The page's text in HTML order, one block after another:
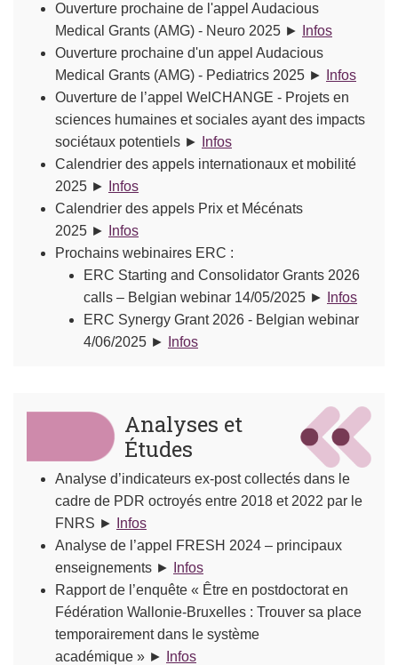
Ouverture prochaine de l'appel Audacious
Medical Grants (AMG) - Neuro 2025 ►
Infos
Ouverture prochaine d'un appel Audacious
Medical Grants (AMG) - Pediatrics 2025 ►
Infos
Ouverture de l’appel WelCHANGE - Projets en
sciences humaines et sociales ayant des impacts
sociétaux potentiels ►
Infos
Calendrier des appels internationaux et mobilité
2025 ►
Infos
Calendrier des appels Prix et Mécénats
2025 ►
Infos
Prochains webinaires ERC :
ERC Starting and Consolidator Grants 2026
calls – Belgian webinar 14/05/2025 ►
Infos
ERC Synergy Grant 2026 - Belgian webinar
4/06/2025 ►
Infos
Analyses et
Études
Analyse d’indicateurs ex-post collectés dans le
cadre de PDR octroyés entre 2018 et 2022 par le
FNRS ►
Infos
Analyse de l’appel FRESH 2024 – principaux
enseignements ►
Infos
Rapport de l’enquête « Être en postdoctorat en
Fédération Wallonie-Bruxelles : Trouver sa place
temporairement dans le système
académique » ►
Infos